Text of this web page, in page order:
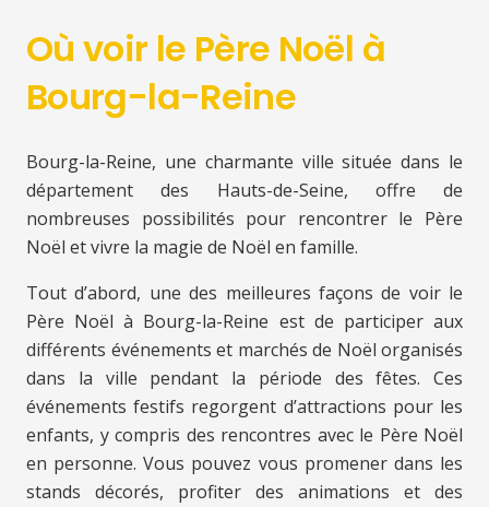
Où voir le Père Noël à
Bourg-la-Reine
Bourg-la-Reine, une charmante ville située dans le
département des Hauts-de-Seine, offre de
nombreuses possibilités pour rencontrer le Père
Noël et vivre la magie de Noël en famille.
Tout d’abord, une des meilleures façons de voir le
Père Noël à Bourg-la-Reine est de participer aux
différents événements et marchés de Noël organisés
dans la ville pendant la période des fêtes. Ces
événements festifs regorgent d’attractions pour les
enfants, y compris des rencontres avec le Père Noël
en personne. Vous pouvez vous promener dans les
stands décorés, profiter des animations et des